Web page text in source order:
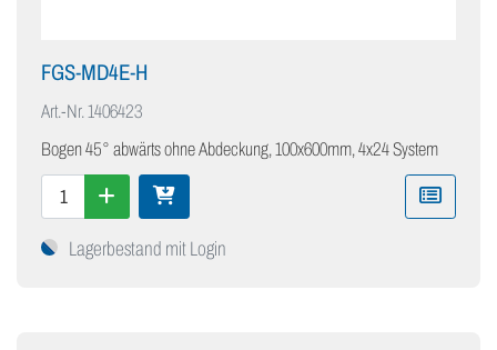
FGS-MD4E-H
Art.-Nr.1406423
Bogen 45° abwärts ohne Abdeckung, 100x600mm, 4x24 System
Lagerbestand mit Login